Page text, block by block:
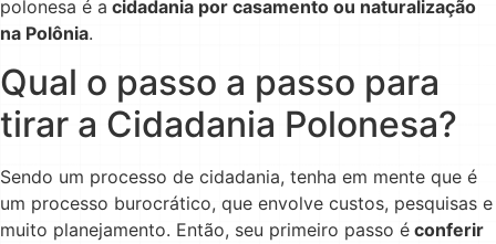
polonesa é a cidadania por casamento ou naturalização
na Polônia.
Qual o passo a passo para
tirar a Cidadania Polonesa?
Sendo um processo de cidadania, tenha em mente que é
um processo burocrático, que envolve custos, pesquisas e
muito planejamento. Então, seu primeiro passo é conferir